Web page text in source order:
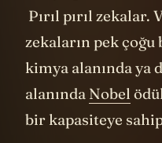
Pırıl pırıl zekalar.
zekaların pek
kimya alanında
alanında Nobel
bir kapasiteye